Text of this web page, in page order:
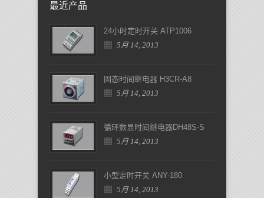
最近产品
24小时定时开关 ATP1006
5月 14, 2013
固态时间继电器 H3CR-A8
5月 14, 2013
循环数显时间继电器DH48S-S
5月 14, 2013
小型定时开关 ANY-180
5月 14, 2013